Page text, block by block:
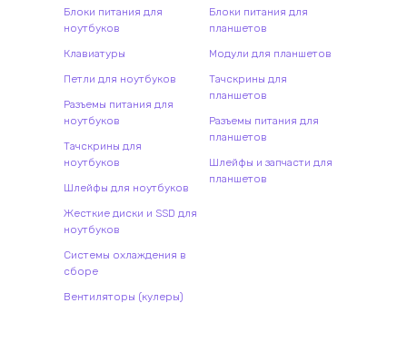
Блоки питания для
ноутбуков
Клавиатуры
Петли для ноутбуков
Разъемы питания для
ноутбуков
Тачскрины для
ноутбуков
Шлейфы для ноутбуков
Жесткие диски и SSD для
ноутбуков
Системы охлаждения в
сборе
Вентиляторы (кулеры)
Блоки питания для
планшетов
Модули для планшетов
Тачскрины для
планшетов
Разъемы питания для
планшетов
Шлейфы и запчасти для
планшетов